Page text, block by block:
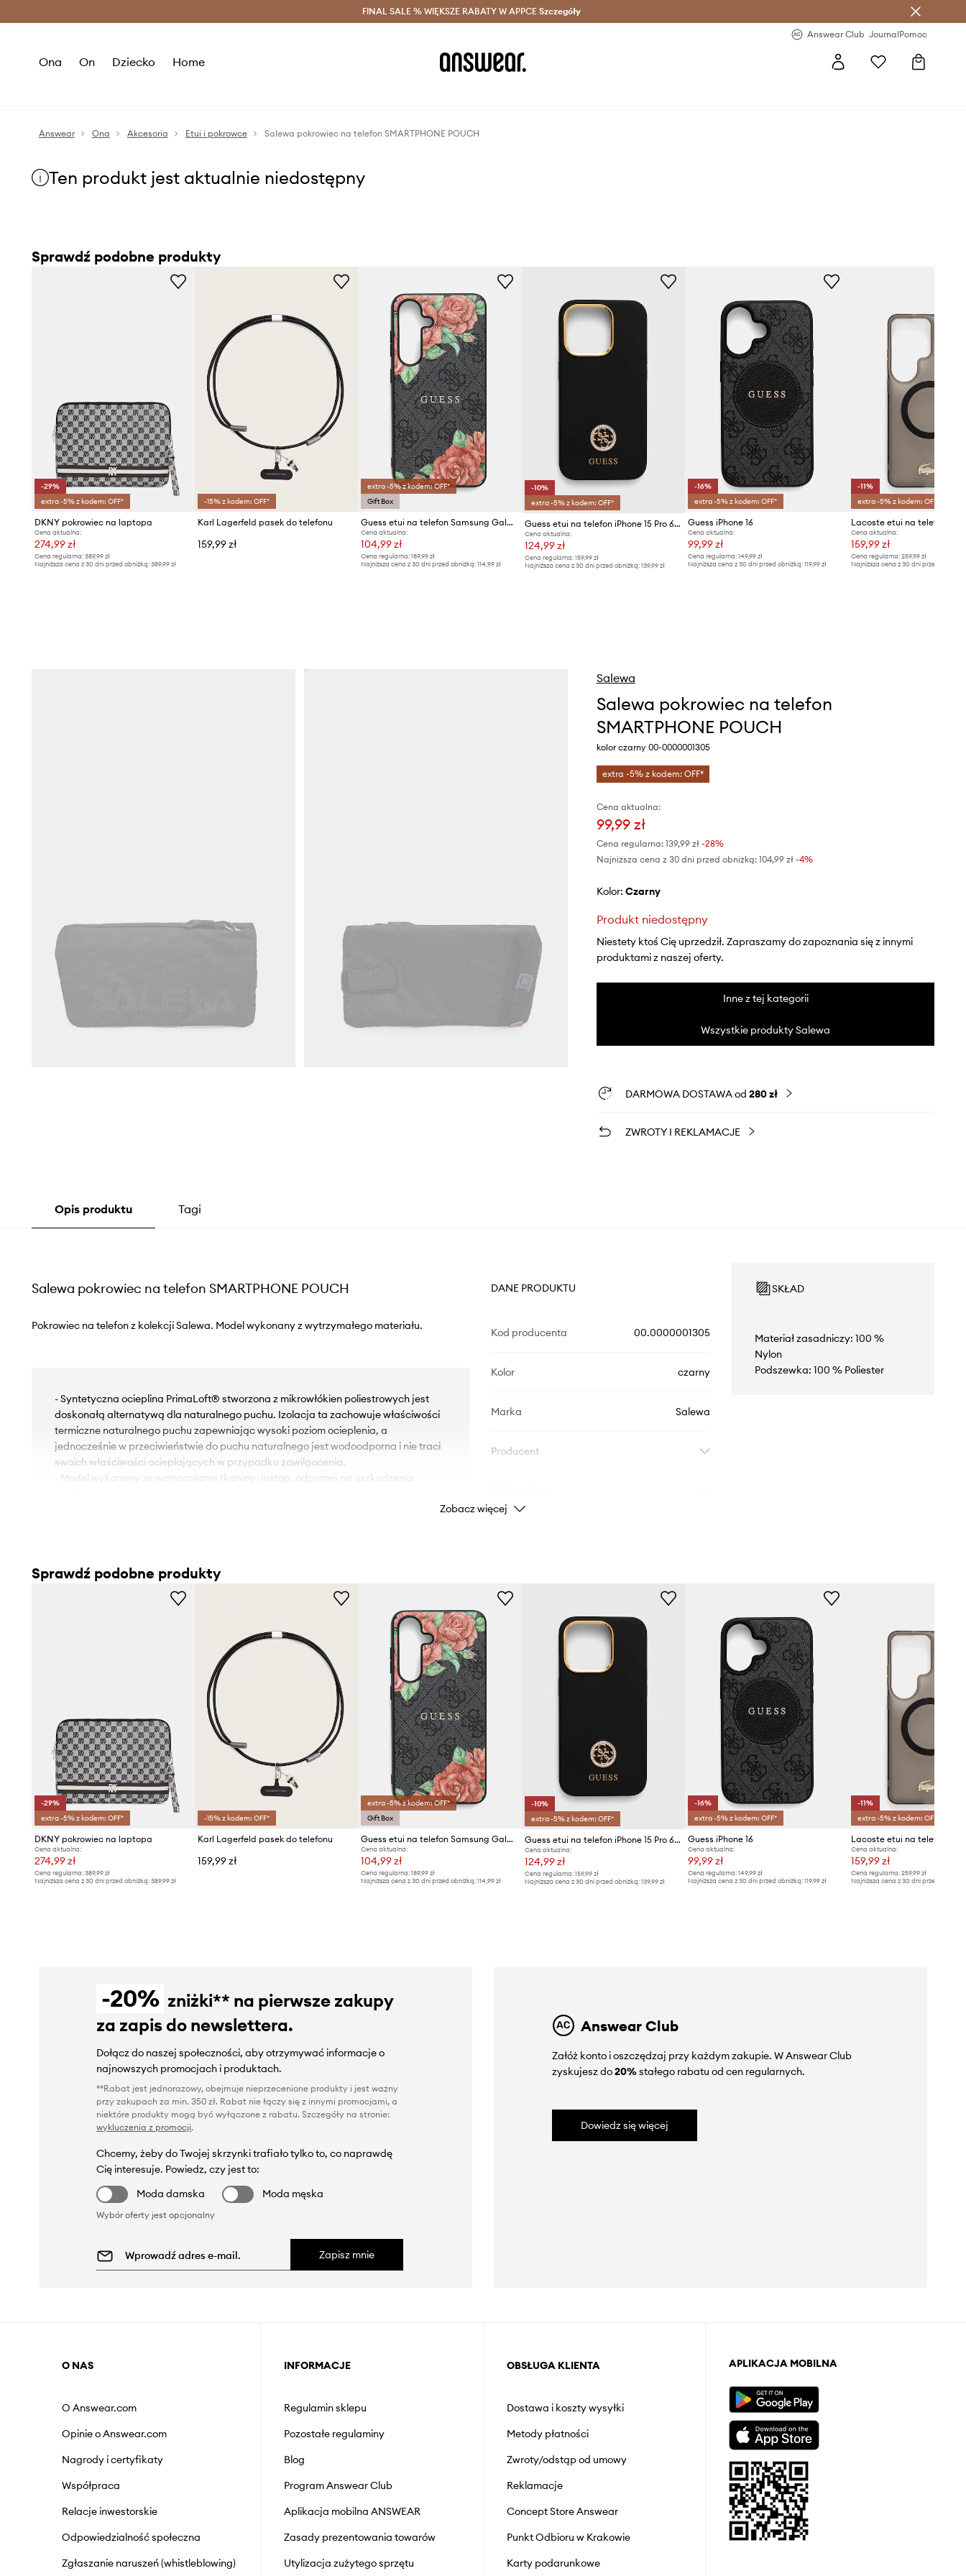
Oszczędzaj z Answear Club > Dostawa nawet w 24h >
FINAL SALE % WIĘKSZE RABATY W APPCE Szczegóły
Answear Club JournalPomoc
Ona On Dziecko Home
Answear Ona Akcesoria Etui i pokrowce Salewa pokrowiec na telefon SMARTPHONE POUCH
Ten produkt jest aktualnie niedostępny
Sprawdź podobne produkty
-29%
extra -5% z kodem: OFF*
DKNY pokrowiec na laptopa
Cena aktualna:
274,99 zł
Cena regularna: 389,99 zł
Najniższa cena z 30 dni przed obniżką: 389,99 zł
-15% z kodem: OFF*
Karl Lagerfeld pasek do telefonu
159,99 zł
extra -5% z kodem: OFF*
Gift Box
Guess etui na telefon Samsung Galaxy S25
Cena aktualna:
104,99 zł
Cena regularna: 189,99 zł
Najniższa cena z 30 dni przed obniżką: 114,99 zł
-10%
extra -5% z kodem: OFF*
Guess etui na telefon iPhone 15 Pro 6.1
Cena aktualna:
124,99 zł
Cena regularna: 159,99 zł
Najniższa cena z 30 dni przed obniżką: 139,99 zł
-16%
extra -5% z kodem: OFF*
Guess iPhone 16
Cena aktualna:
99,99 zł
Cena regularna:149,99 zł
Najniższa cena z 30 dni przed obniżką:119,99 zł
-11%
extra -5% z kodem: OFF*
Cena aktualna:
159,99 zł
Cena regularna: 259,99 zł
Najniższa cena z 30 dni przed obniżką:
Salewa
Salewa pokrowiec na telefon
SMARTPHONE POUCH
kolor czarny 00-0000001305
extra -5% z kodem: OFF*
Cena aktualna:
99,99 zł
Cena regularna: 139,99 zł-28%
Najniższa cena z 30 dni przed obniżką: 104,99 zł -4%
Kolor: czarny
Produkt niedostępny
Niestety ktoś Cię uprzedził. Zapraszamy do zapoznania się z innymi
produktami z naszej oferty.
Inne z tej kategorii
Wszystkie produkty Salewa
DARMOWA DOSTAWA od 280 zł
ZWROTY I REKLAMACJE
Opis produktu Tagi
Salewa pokrowiec na telefon SMARTPHONE POUCH
Pokrowiec na telefon z kolekcji Salewa. Model wykonany z wytrzymałego materiału.
- Syntetyczna ocieplina PrimaLoft® stworzona z mikrowłókien poliestrowych jest
doskonałą alternatywą dla naturalnego puchu. Izolacja ta zachowuje właściwości
termiczne naturalnego puchu zapewniając wysoki poziom ocieplenia, a
jednocześnie w przeciwieństwie do puchu naturalnego jest wodoodporna i nie traci
swoich właściwości ocieplających w przypadku zawilgocenia.
- Model wykonany ze wzmacnianej tkaniny ripstop, odpornej na uszkodzenia
- Model przeznaczony na telefon o wielkości do 6.2 cala.
- Gramatura produktu: 35 g.
- Wodoodporność oznacza podwyższoną odporność na działanie wody. Produkt w
kontakcie z wodą zachowuje swoje właściwości, co pozwala na większy komfort
użytkowania dzięki niższemu progowi przemakalności, nie gwarantuje jednak
DANE PRODUKTU
Kod producenta 00.0000001305
Kolor czarny
Marka Salewa
Producent
SKŁAD
Materiał zasadniczy: 100 %
Nylon
Podszewka: 100 % Poliester
Zobacz więcej
Sprawdź podobne produkty
-29%
extra -5% z kodem: OFF*
DKNY pokrowiec na laptopa
Cena aktualna:
274,99 zł
Cena regularna: 389,99 zł
Najniższa cena z 30 dni przed obniżką: 389,99 zł
-15% z kodem: OFF*
Karl Lagerfeld pasek do telefonu
159,99 zł
extra -5% z kodem: OFF*
Gift Box
Guess etui na telefon Samsung Galaxy S25
Cena aktualna:
104,99 zł
Cena regularna: 189,99 zł
Najniższa cena z 30 dni przed obniżką: 114,99 zł
-10%
extra -5% z kodem: OFF*
Guess etui na telefon iPhone 15 Pro 6.1
Cena aktualna:
124,99 zł
Cena regularna: 159,99 zł
Najniższa cena z 30 dni przed obniżką: 139,99 zł
-16%
extra -5% z kodem: OFF*
Guess iPhone 16
Cena aktualna:
99,99 zł
Cena regularna:149,99 zł
Najniższa cena z 30 dni przed obniżką:119,99 zł
-11%
extra -5% z kodem: OFF*
Cena aktualna:
159,99 zł
Cena regularna: 259,99 zł
Najniższa cena z 30 dni przed obniżką:
-20% zniżki** na pierwsze zakupy
za zapis do newslettera.
Dołącz do naszej społeczności, aby otrzymywać informacje o
najnowszych promocjach i produktach.
**Rabat jest jednorazowy, obejmuje nieprzecenione produkty i jest ważny
przy zakupach za min. 350 zł. Rabat nie łączy się z innymi promocjami, a
niektóre produkty mogą być wyłączone z rabatu. Szczegóły na stronie:
wykluczenia z promocji.
Chcemy, żeby do Twojej skrzynki trafiało tylko to, co naprawdę
Cię interesuje. Powiedz, czy jest to:
Moda damska
Moda męska
Wybór oferty jest opcjonalny
Zapisz mnie
Answear Club
Załóż konto i oszczędzaj przy każdym zakupie. W Answear Club
zyskujesz do20%stałego rabatu od cen regularnych.
Dowiedz się więcej
O NAS
O Answear.com
Opinie o Answear.com
Nagrody i certyfikaty
Współpraca
Relacje inwestorskie
Odpowiedzialność społeczna
Zgłaszanie naruszeń (whistleblowing)
INFORMACJE
Regulamin sklepu
Pozostałe regulaminy
Blog
Program Answear Club
Aplikacja mobilna ANSWEAR
Zasady prezentowania towarów
Utylizacja zużytego sprzętu
OBSŁUGA KLIENTA
Dostawa i koszty wysyłki
Metody płatności
Zwroty/odstąp od umowy
Reklamacje
Concept Store Answear
Punkt Odbioru w Krakowie
Karty podarunkowe
APLIKACJA MOBILNA